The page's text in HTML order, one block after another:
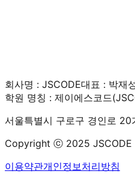
회사명 : JSCODE대표 : 박재
학원 명칭 : 제이에스코드
서울특별시 구로구 경인로 20
Copyright ⓒ 2025 JSCODE
이용약관개인정보처리방침